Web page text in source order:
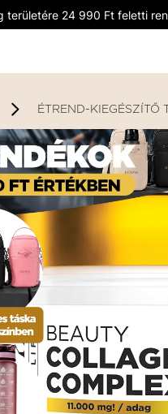
területére 24 990 Ft feletti
ÉTREND-KIEGÉSZÍTŐ